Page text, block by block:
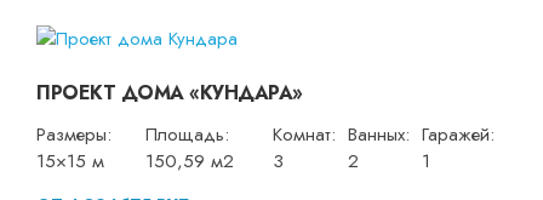
ПРОЕКТ ДОМА «КУНДАРА»
Размеры:
15×15 м
Площадь:
150,59 м2
Комнат:
3
Ванных:
2
Гаражей:
1